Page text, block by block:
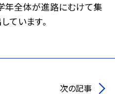
年全体が進路にむけて集
ています。
次の記事